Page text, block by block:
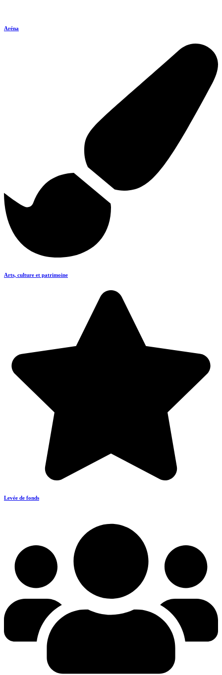
Aréna
Arts, culture et patrimoine
Levée de fonds